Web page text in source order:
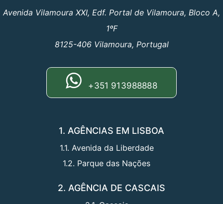
Avenida Vilamoura XXI, Edf. Portal de Vilamoura, Bloco A,
1ºF
8125-406 Vilamoura, Portugal
+351 913988888
1. AGÊNCIAS EM LISBOA
1.1. Avenida da Liberdade
1.2. Parque das Nações
2. AGÊNCIA DE CASCAIS